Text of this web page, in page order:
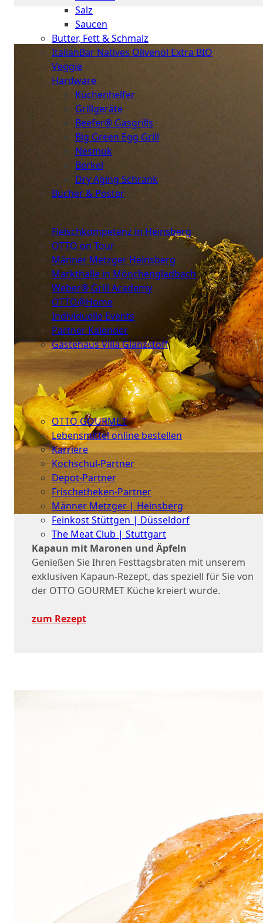
Salz
Saucen
Butter, Fett & Schmalz
ItalianBar Natives Olivenöl Extra BIO
Veggie
Hardware
Küchenhelfer
Grillgeräte
Beefer® Gasgrills
Big Green Egg Grill
Nesmuk
Berkel
Dry Aging Schrank
Bücher & Poster
Fleischkompetenz in Heinsberg
OTTO on Tour
Männer Metzger Heinsberg
Markthalle in Mönchengladbach
Weber® Grill Academy
OTTO@Home
Individuelle Events
Partner Kalender
Gästehaus Villa Glanzstoff
Gutscheine
Über
uns
OTTO GOURMET
Lebensmittel online bestellen
Karriere
Kochschul-Partner
Depot-Partner
Frischetheken-Partner
Männer Metzger | Heinsberg
Feinkost Stüttgen | Düsseldorf
The Meat Club | Stuttgart
Geschäftskunden
Kapaun mit Maronen und Äpfeln
Genießen Sie Ihren Festtagsbraten mit unserem
exklusiven Kapaun-Rezept, das speziell für Sie von
der OTTO GOURMET Küche kreiert wurde.
zum Rezept